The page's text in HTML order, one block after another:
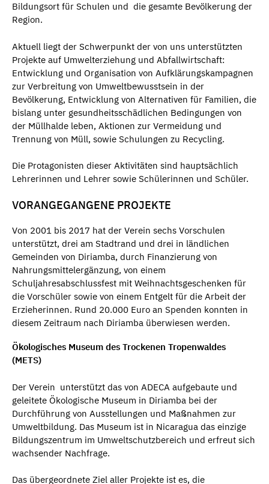
Bildungsort für Schulen und die gesamte Bevölkerung der
Region.
Aktuell liegt der Schwerpunkt der von uns unterstützten
Projekte auf Umwelterziehung und Abfallwirtschaft:
Entwicklung und Organisation von Aufklärungskampagnen
zur Verbreitung von Umweltbewusstsein in der
Bevölkerung, Entwicklung von Alternativen für Familien, die
bislang unter gesundheitsschädlichen Bedingungen von
der Müllhalde leben, Aktionen zur Vermeidung und
Trennung von Müll, sowie Schulungen zu Recycling.
Die Protagonisten dieser Aktivitäten sind hauptsächlich
Lehrerinnen und Lehrer sowie Schülerinnen und Schüler.
VORANGEGANGENE PROJEKTE
Von 2001 bis 2017 hat der Verein sechs Vorschulen
unterstützt, drei am Stadtrand und drei in ländlichen
Gemeinden von Diriamba, durch Finanzierung von
Nahrungsmittelergänzung, von einem
Schuljahresabschlussfest mit Weihnachtsgeschenken für
die Vorschüler sowie von einem Entgelt für die Arbeit der
Erzieherinnen. Rund 20.000 Euro an Spenden konnten in
diesem Zeitraum nach Diriamba überwiesen werden.
Ökologisches Museum des Trockenen Tropenwaldes
(METS)
Der Verein unterstützt das von ADECA aufgebaute und
geleitete Ökologische Museum in Diriamba bei der
Durchführung von Ausstellungen und Maßnahmen zur
Umweltbildung. Das Museum ist in Nicaragua das einzige
Bildungszentrum im Umweltschutzbereich und erfreut sich
wachsender Nachfrage.
Das übergeordnete Ziel aller Projekte ist es, die